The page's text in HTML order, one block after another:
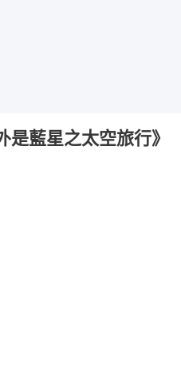
是藍星之太空旅行》